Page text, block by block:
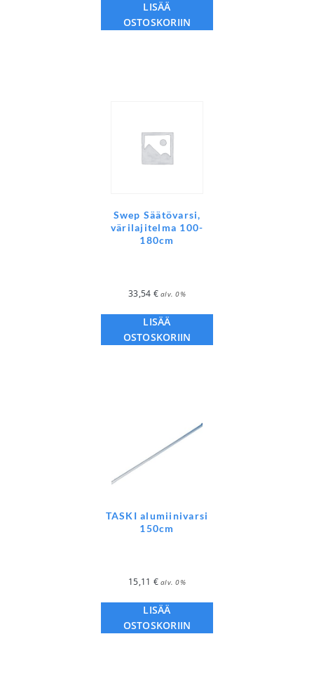
LISÄÄ
OSTOSKORIIN
Swep Säätövarsi,
värilajitelma 100-
180cm
33,54 € alv. 0%
LISÄÄ
OSTOSKORIIN
TASKI alumiinivarsi
150cm
15,11 € alv. 0%
LISÄÄ
OSTOSKORIIN